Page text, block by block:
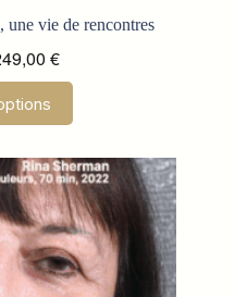
vie de rencontres
€Plage
de
21,00 €
à
249,00 €